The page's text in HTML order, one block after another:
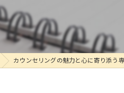
カウンセリングの魅力と心に寄り添う